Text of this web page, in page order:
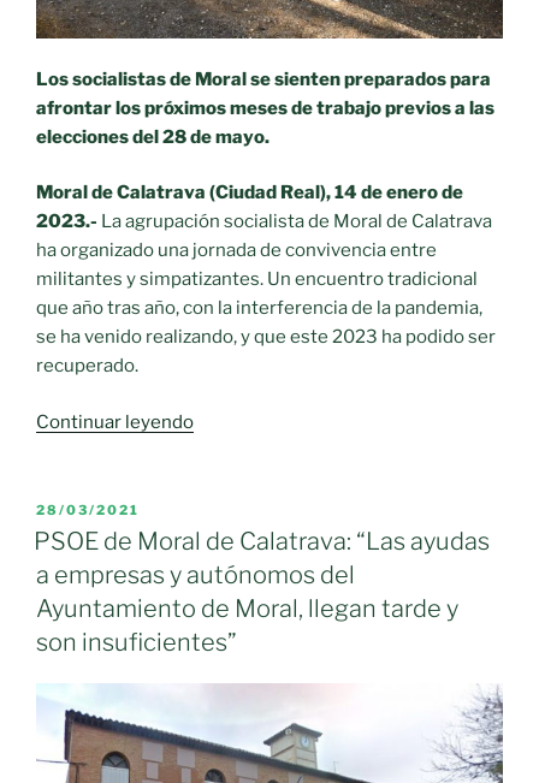
Los socialistas de Moral se sienten preparados para
afrontar los próximos meses de trabajo previos a las
elecciones del 28 de mayo.
Moral de Calatrava (Ciudad Real), 14 de enero de
2023.- La agrupación socialista de Moral de Calatrava
ha organizado una jornada de convivencia entre
militantes y simpatizantes. Un encuentro tradicional
que año tras año, con la interferencia de la pandemia,
se ha venido realizando, y que este 2023 ha podido ser
recuperado.
Continuar leyendo«La
Moral
de
Calatrava
ha
organizado
una
de
convivencia
PUBLICADO
EL
28/03/2021
PSOE de Moral de Calatrava: “Las ayudas
a empresas y autónomos del
Ayuntamiento de Moral, llegan tarde y
son insuficientes”